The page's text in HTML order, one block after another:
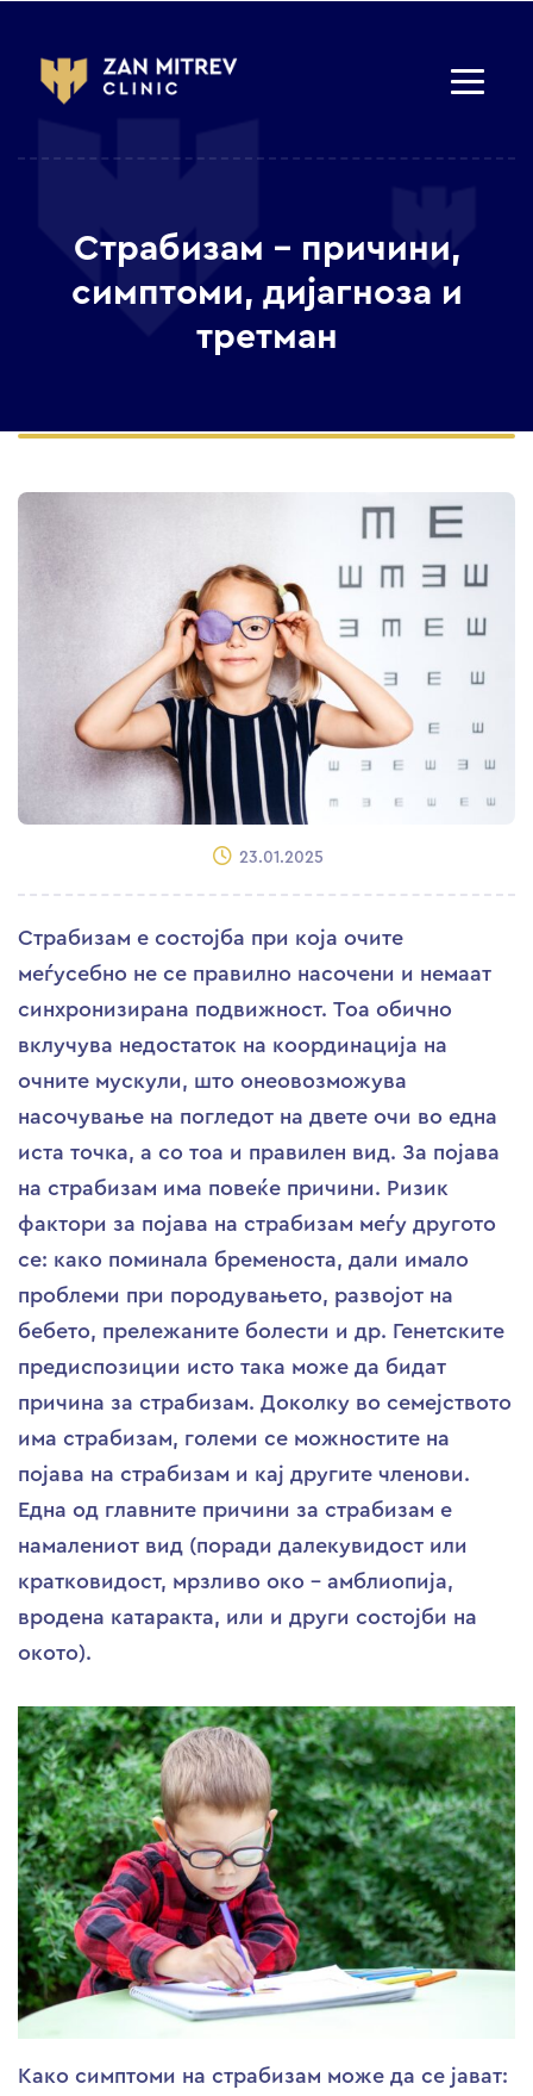
Страбизам – причини,
симптоми, дијагноза и
третман
23.01.2025
Страбизам е состојба при која очите
меѓусебно не се правилно насочени и немаат
синхронизирана подвижност. Тоа обично
вклучува недостаток на координација на
очните мускули, што онеовозможува
насочување на погледот на двете очи во една
иста точка, а со тоа и правилен вид. За појава
на страбизам има повеќе причини. Ризик
фактори за појава на страбизам меѓу другото
се: како поминала бременоста, дали имало
проблеми при породувањето, развојот на
бебето, прележаните болести и др. Генетските
предиспозиции исто така може да бидат
причина за страбизам. Доколку во семејството
има страбизам, големи се можностите на
појава на страбизам и кај другите членови.
Една од главните причини за страбизам е
намалениот вид (поради далекувидост или
кратковидост, мрзливо око – амблиопија,
вродена катаракта, или и други состојби на
окото).
Како симптоми на страбизам може да се јават: